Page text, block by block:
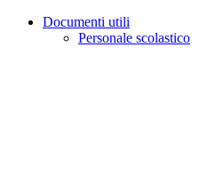
Documenti utili
Personale scolastico